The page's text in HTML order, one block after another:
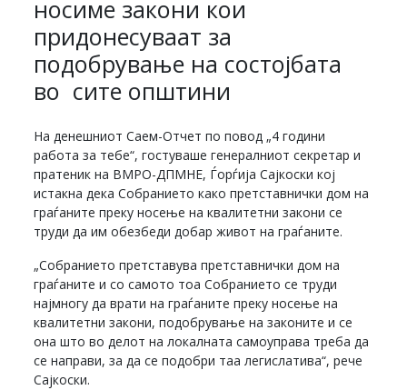
носиме закони кои
придонесуваат за
подобрување на состојбата
во сите општини
На денешниот Саем-Отчет по повод „4 години
работа за тебе“, гостуваше генералниот секретар и
пратеник на ВМРО-ДПМНЕ, Ѓорѓија Сајкоски кој
истакна дека Собранието како претставнички дом на
граѓаните преку носење на квалитетни закони се
труди да им обезбеди добар живот на граѓаните.
„Собранието претставува претставнички дом на
граѓаните и со самото тоа Собранието се труди
најмногу да врати на граѓаните преку носење на
квалитетни закони, подобрување на законите и се
она што во делот на локалната самоуправа треба да
се направи, за да се подобри таа легислатива“, рече
Сајкоски.